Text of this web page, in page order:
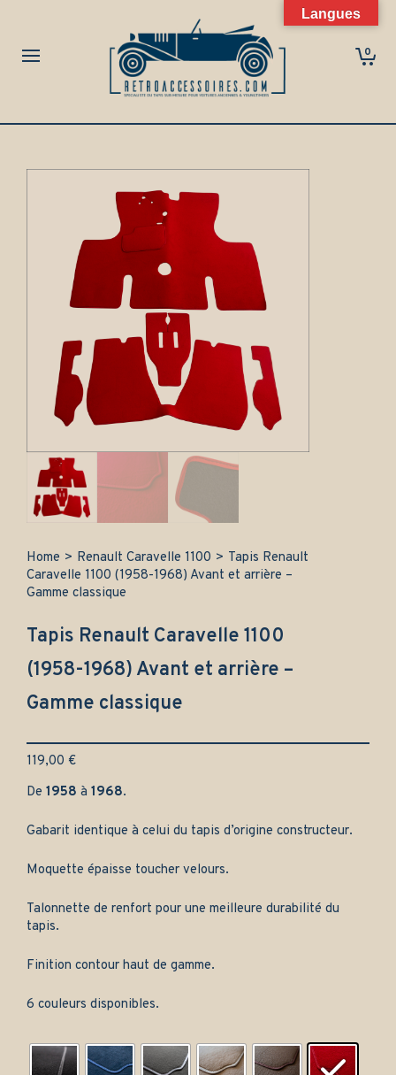
0
Home > Renault Caravelle 1100 > Tapis Renault
Caravelle 1100 (1958-1968) Avant et arrière –
Gamme classique
Tapis Renault Caravelle 1100
(1958-1968) Avant et arrière –
Gamme classique
119,00 €
De 1958 à 1968.
Gabarit identique à celui du tapis d’origine constructeur.
Moquette épaisse toucher velours.
Talonnette de renfort pour une meilleure durabilité du
tapis.
Finition contour haut de gamme.
6 couleurs disponibles.
Langues